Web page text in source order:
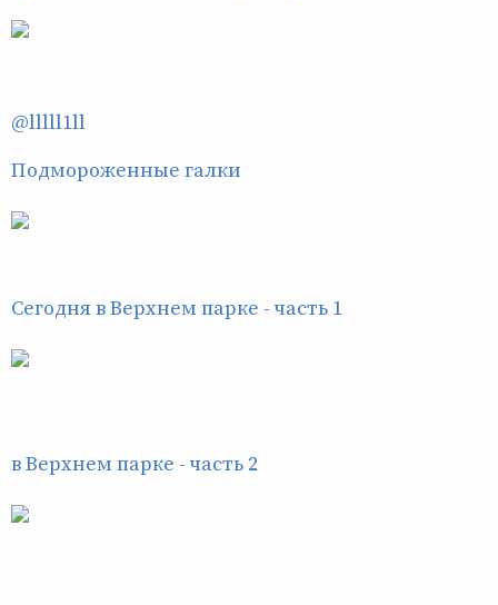
@lllll1ll
Подмороженные галки
Сегодня в Верхнем парке - часть 1
в Верхнем парке - часть 2